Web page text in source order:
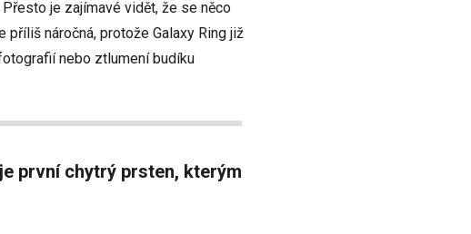
Přesto je zajímavé vidět, že se něco
náročná, protože Galaxy Ring již
nebo ztlumení budíku